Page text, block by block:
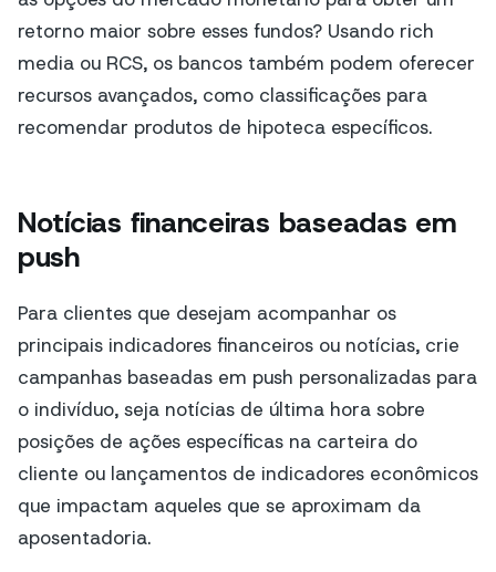
retorno maior sobre esses fundos? Usando rich
media ou RCS, os bancos também podem oferecer
recursos avançados, como classificações para
recomendar produtos de hipoteca específicos.
Notícias financeiras baseadas em
push
Para clientes que desejam acompanhar os
principais indicadores financeiros ou notícias, crie
campanhas baseadas em push personalizadas para
o indivíduo, seja notícias de última hora sobre
posições de ações específicas na carteira do
cliente ou lançamentos de indicadores econômicos
que impactam aqueles que se aproximam da
aposentadoria.